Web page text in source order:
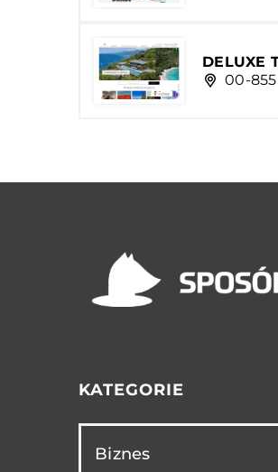
DELUXE
00-855
KATEGORIE
Biznes